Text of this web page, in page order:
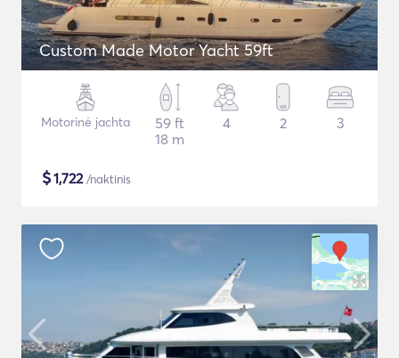
Custom Made Motor Yacht 59ft
Motorinė jachta
59 ft
18 m
4 2 3
$1,722/naktinis